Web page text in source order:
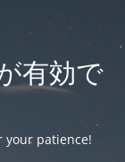
有効で
your patience!